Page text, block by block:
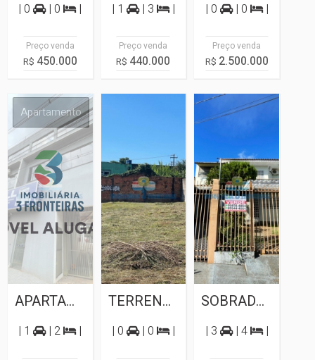
| 0 | 0 |
Preço venda
R$ 450.000
| 1 | 3 |
Preço venda
R$ 440.000
| 0 | 0 |
Preço venda
R$ 2.500.000
Apartamento
APARTAMENTO PARA LOCAÇÃO NA AVENIDA...
| 1 | 2 |
TERRENO A VENDA LINHA GUARAPUAVA
| 0 | 0 |
Sobrado
SOBRADO A VENDA NO JARDIM LARANJEIRAS
| 3 | 4 |